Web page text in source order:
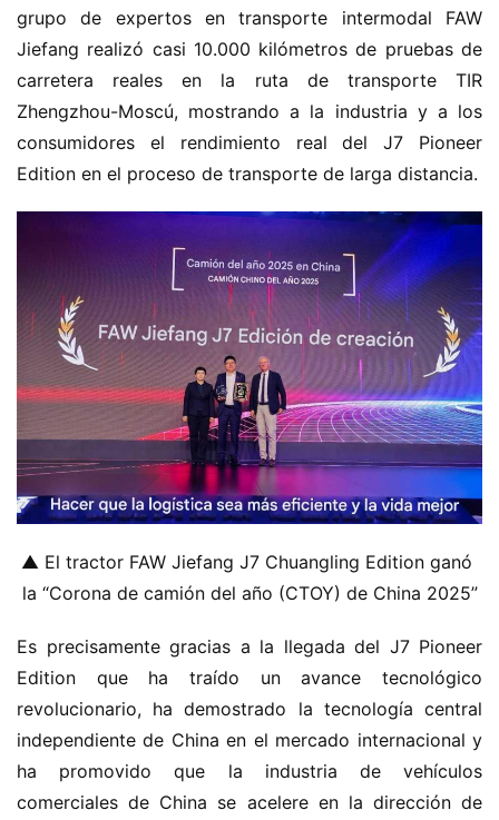
e
v
e
n
e
r
grupo de expertos en transporte intermodal FAW
Jiefang realizó casi 10.000 kilómetros de pruebas de
carretera reales en la ruta de transporte TIR
Zhengzhou-Moscú, mostrando a la industria y a los
consumidores el rendimiento real del J7 Pioneer
Edition en el proceso de transporte de larga distancia.
▲ El tractor FAW Jiefang J7 Chuangling Edition ganó
la “Corona de camión del año (CTOY) de China 2025”
Es precisamente gracias a la llegada del J7 Pioneer
Edition que ha traído un avance tecnológico
revolucionario, ha demostrado la tecnología central
independiente de China en el mercado internacional y
ha promovido que la industria de vehículos
comerciales de China se acelere en la dirección de